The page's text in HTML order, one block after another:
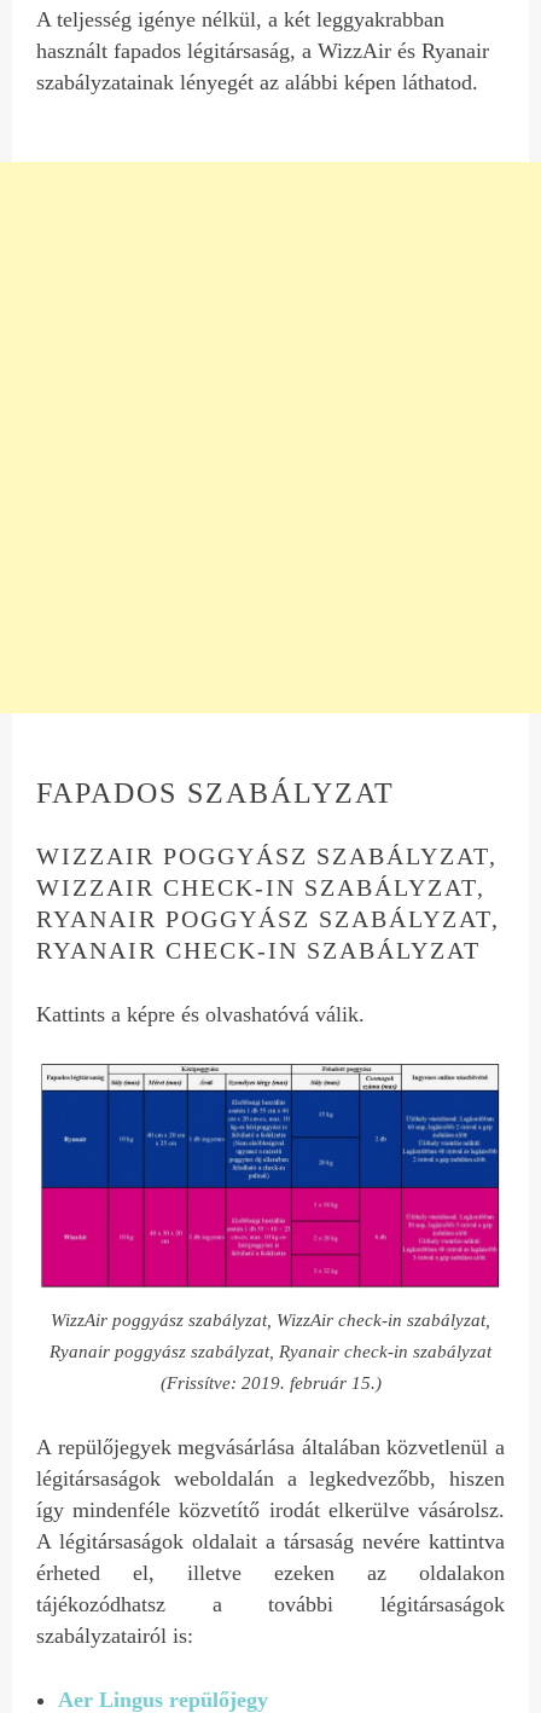
A teljesség igénye nélkül, a két leggyakrabban
használt fapados légitársaság, a WizzAir és Ryanair
szabályzatainak lényegét az alábbi képen láthatod.
FAPADOS SZABÁLYZAT
WIZZAIR POGGYÁSZ SZABÁLYZAT,
WIZZAIR CHECK-IN SZABÁLYZAT,
RYANAIR POGGYÁSZ SZABÁLYZAT,
RYANAIR CHECK-IN SZABÁLYZAT
Kattints a képre és olvashatóvá válik.
WizzAir poggyász szabályzat, WizzAir check-in szabályzat,
Ryanair poggyász szabályzat, Ryanair check-in szabályzat
(Frissítve: 2019. február 15.)
A repülőjegyek megvásárlása általában közvetlenül a
légitársaságok weboldalán a legkedvezőbb, hiszen
így mindenféle közvetítő irodát elkerülve vásárolsz.
A légitársaságok oldalait a társaság nevére kattintva
érheted el, illetve ezeken az oldalakon
tájékozódhatsz a további légitársaságok
szabályzatairól is:
Aer Lingus repülőjegy